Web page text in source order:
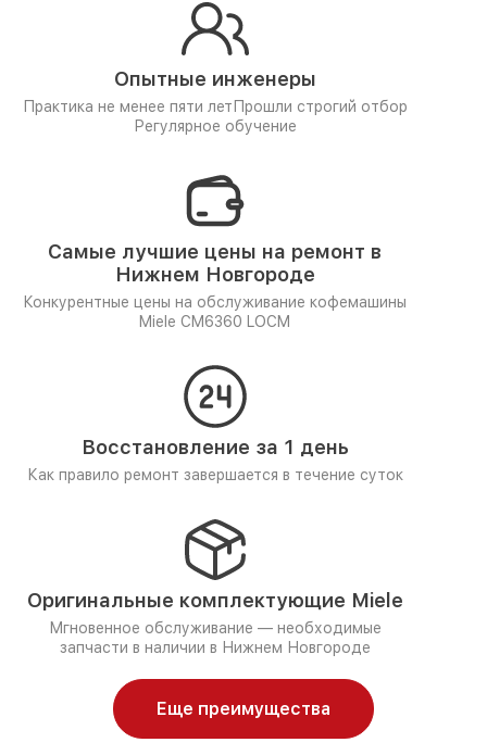
Опытные инженеры
Практика не менее пяти лет Прошли строгий отбор
Регулярное обучение
Самые лучшие цены на ремонт в
Нижнем Новгороде
Конкурентные цены на обслуживание кофемашины
Miele CM6360 LOCM
Восстановление за 1 день
Как правило ремонт завершается в течение суток
Оригинальные комплектующие Miele
Мгновенное обслуживание — необходимые
запчасти в наличии в Нижнем Новгороде
Еще преимущества